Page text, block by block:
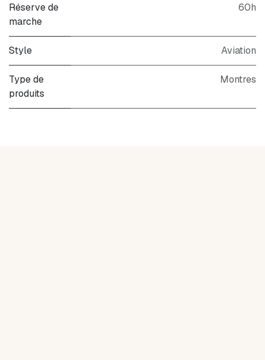
Réserve de
marche
60h
Style Aviation
Type de
produits
Montres